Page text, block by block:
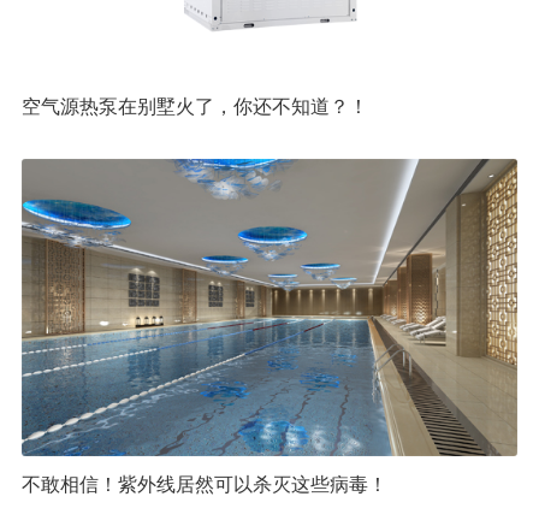
空气源热泵在别墅火了，你还不知道？！
不敢相信！紫外线居然可以杀灭这些病毒！